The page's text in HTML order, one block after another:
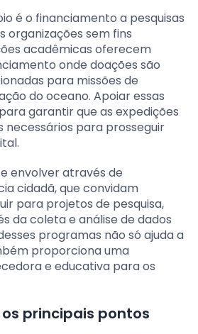
é o financiamento a pesquisas
organizações sem fins
acadêmicas oferecem
onde doações são
para missões de
do oceano. Apoiar essas
garantir que as expedições
necessários para prosseguir
envolver através de
cidadã, que convidam
para projetos de pesquisa,
da coleta e análise de dados
programas não só ajuda a
proporciona uma
e educativa para os
principais pontos